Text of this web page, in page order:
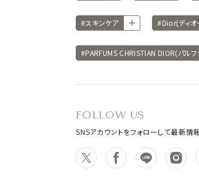
#スキンケア #Dior(ディオ
#PARFUMS CHRISTIAN DIOR(パルフ
FOLLOW US
SNSアカウントをフォローして最新情